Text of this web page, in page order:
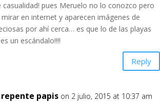
casualidad! pues Meruelo no lo conozco pero
en internet y aparecen imágenes de
por ahí cerca… es que lo de las playas
un escándalo!!!!
Reply
repente papis on 2 julio, 2015 at 10:37 am